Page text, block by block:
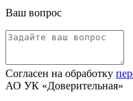
Ваш вопрос
Согласен на обработку
АО УК «Доверительная»